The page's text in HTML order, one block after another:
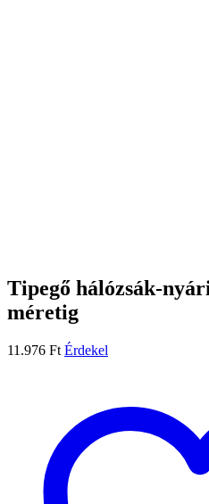
Tipegő hálózsák-
méretig
11.976 Ft Érdekel